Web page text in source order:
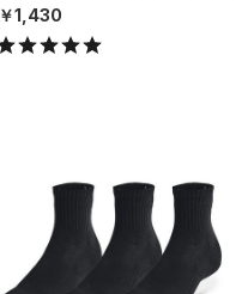
ニング/UNISEX）
￥1,430